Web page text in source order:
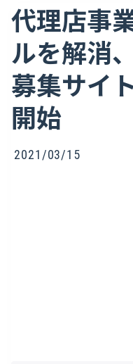
代理店事
ルを解消
募集サイ
開始
2021/03/15